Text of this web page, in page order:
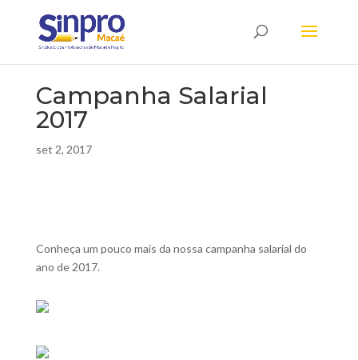
Campanha Salarial
2017
set 2, 2017
Conheça um pouco mais da nossa campanha salarial do
ano de 2017.